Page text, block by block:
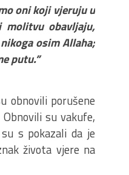
oni koji vjeruju u
obavljaju,
osim Allaha;
putu.”
obnovili porušene
su vakufe,
s pokazali da je
života vjere na